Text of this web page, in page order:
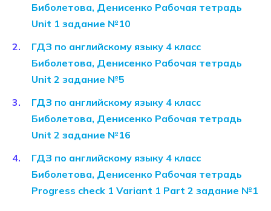
Биболетова, Денисенко Рабочая тетрадь
Unit 1 задание №10
ГДЗ по английскому языку 4 класс
Биболетова, Денисенко Рабочая тетрадь
Unit 2 задание №5
ГДЗ по английскому языку 4 класс
Биболетова, Денисенко Рабочая тетрадь
Unit 2 задание №16
ГДЗ по английскому языку 4 класс
Биболетова, Денисенко Рабочая тетрадь
Progress check 1 Variant 1 Part 2 задание №1